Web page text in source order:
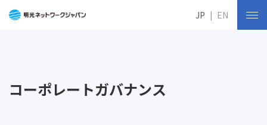
コーポレートガバナンス
JP EN